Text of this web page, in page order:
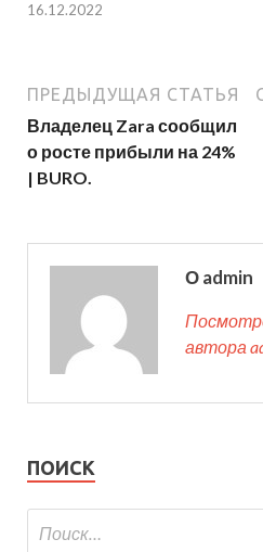
16.12.2022
ПРЕДЫДУЩАЯ СТАТЬЯ
Владелец Zara сообщил
о росте прибыли на 24%
| BURO.
О admin
автора
ПОИСК